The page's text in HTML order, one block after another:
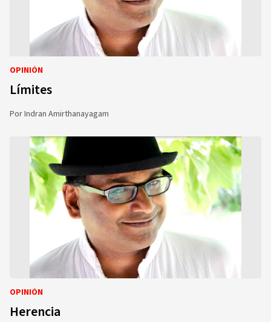
OPINIÓN
Límites
PorIndran Amirthanayagam
OPINIÓN
Herencia